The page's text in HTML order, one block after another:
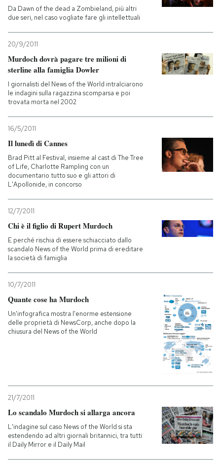
Da Dawn of the dead a Zombieland, più altri
due seri, nel caso vogliate fare gli intellettuali
20/9/2011
Murdoch dovrà pagare tre milioni di
sterline alla famiglia Dowler
I giornalisti del News of the World intralciarono
le indagini sulla ragazzina scomparsa e poi
trovata morta nel 2002
16/5/2011
Il lunedì di Cannes
Brad Pitt al Festival, insieme al cast di The Tree
of Life, Charlotte Rampling con un
documentario tutto suo e gli attori di
L'Apollonide, in concorso
12/7/2011
Chi è il figlio di Rupert Murdoch
E perché rischia di essere schiacciato dallo
scandalo News of the World prima di ereditare
la società di famiglia
10/7/2011
Quante cose ha Murdoch
Un'infografica mostra l'enorme estensione
delle proprietà di NewsCorp, anche dopo la
chiusura del News of the World
21/7/2011
Lo scandalo Murdoch si allarga ancora
L'indagine sul caso News of the World si sta
estendendo ad altri giornali britannici, tra tutti
il Daily Mirror e il Daily Mail